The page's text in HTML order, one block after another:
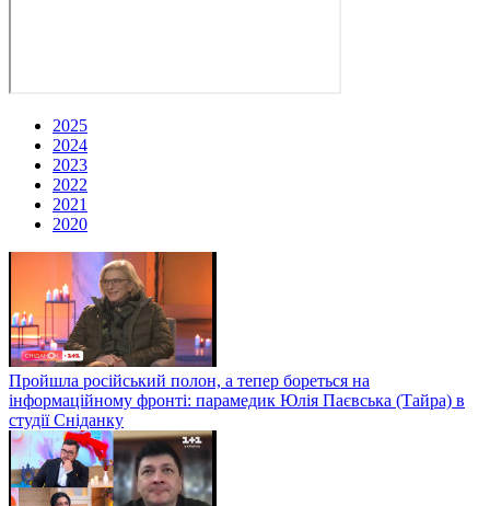
2025
2024
2023
2022
2021
2020
Пройшла російський полон, а тепер бореться на
інформаційному фронті: парамедик Юлія Паєвська (Тайра) в
студії Сніданку